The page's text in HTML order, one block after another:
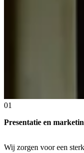
01
Presentatie en
Wij zorgen voor een